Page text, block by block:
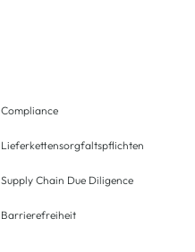
Compliance
Lieferkettensorgfaltspflichten
Supply Chain Due Diligence
Barrierefreiheit